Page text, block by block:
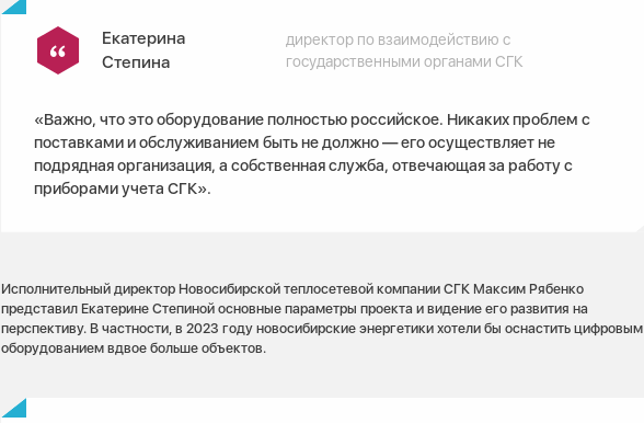
Екатерина
Степина
директор по взаимодействию с
государственными органами СГК
«Важно, что это оборудование полностью российское. Никаких проблем с
поставками и обслуживанием быть не должно — его осуществляет не
подрядная организация, а собственная служба, отвечающая за работу с
приборами учета СГК».
Исполнительный директор Новосибирской теплосетевой компании СГК Максим Рябенко
представил Екатерине Степиной основные параметры проекта и видение его развития на
перспективу. В частности, в 2023 году новосибирские энергетики хотели бы оснастить цифровым
оборудованием вдвое больше объектов.